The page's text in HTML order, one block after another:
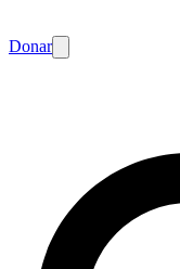
Donar